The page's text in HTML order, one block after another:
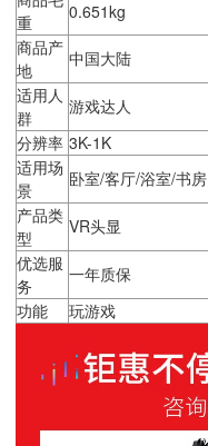
重
0.651kg
商品产
地
中国大陆
适用人
群
游戏达人
分辨率 3K-1K
适用场
景
卧室/客厅/浴室/书房
产品类
型
VR头显
优选服
务
一年质保
功能
玩游戏